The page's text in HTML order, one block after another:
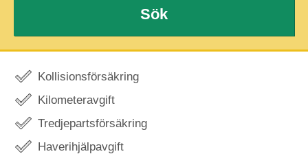
Sök
Kollisionsförsäkring
Kilometeravgift
Tredjepartsförsäkring
Haverihjälpavgift